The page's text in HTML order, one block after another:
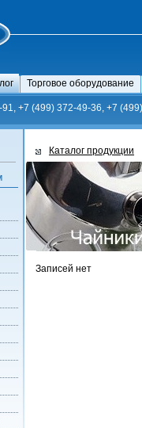
Торговое оборудование
+7 (499) 372-49-36, +7
Каталог продукции
Записей нет